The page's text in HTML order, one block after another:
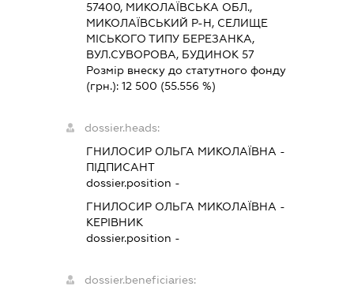
57400, МИКОЛАЇВСЬКА ОБЛ.,
МИКОЛАЇВСЬКИЙ Р-Н, СЕЛИЩЕ
МІСЬКОГО ТИПУ БЕРЕЗАНКА,
ВУЛ.СУВОРОВА, БУДИНОК 57
Розмір внеску до статутного фонду
(грн.):12 500 (55.556 %)
dossier.heads:
ГНИЛОСИР ОЛЬГА МИКОЛАЇВНА -
ПІДПИСАНТ
dossier.position -
ГНИЛОСИР ОЛЬГА МИКОЛАЇВНА -
КЕРІВНИК
dossier.position -
dossier.beneficiaries: